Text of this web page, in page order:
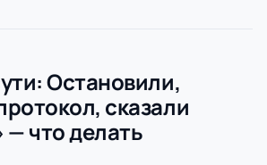
Остановили,
сказали
— что делать